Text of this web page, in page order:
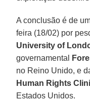
A conclusão é de
feira (18/02) por
University of
governamental
no Reino Unido, e
Human Rights
Estados Unidos.